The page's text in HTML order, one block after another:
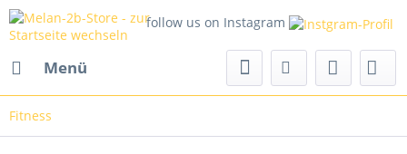
follow us on Instagram
Menü
Fitness